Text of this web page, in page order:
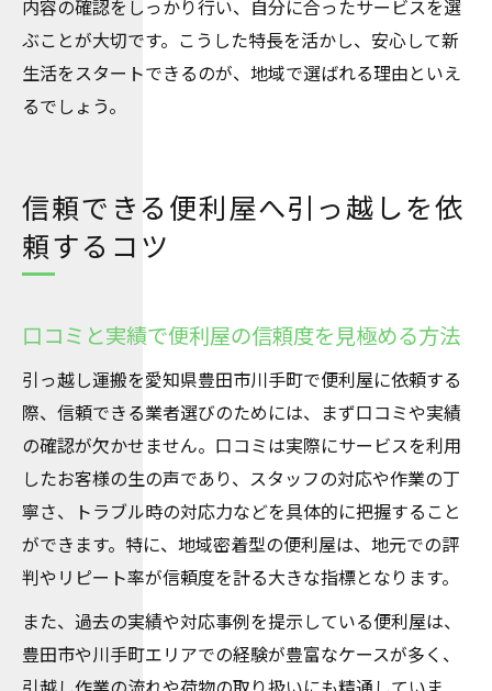
内容の確認をしっかり行い、自分に合ったサービスを選
ぶことが大切です。こうした特長を活かし、安心して新
生活をスタートできるのが、地域で選ばれる理由といえ
るでしょう。
信頼できる便利屋へ引っ越しを依
頼するコツ
口コミと実績で便利屋の信頼度を見極める方法
引っ越し運搬を愛知県豊田市川手町で便利屋に依頼する
際、信頼できる業者選びのためには、まず口コミや実績
の確認が欠かせません。口コミは実際にサービスを利用
したお客様の生の声であり、スタッフの対応や作業の丁
寧さ、トラブル時の対応力などを具体的に把握すること
ができます。特に、地域密着型の便利屋は、地元での評
判やリピート率が信頼度を計る大きな指標となります。
また、過去の実績や対応事例を提示している便利屋は、
豊田市や川手町エリアでの経験が豊富なケースが多く、